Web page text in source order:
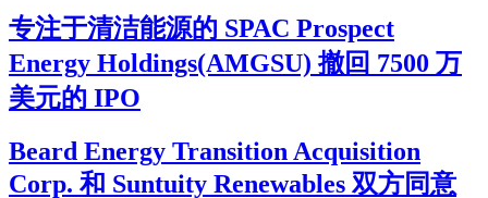
专注于清洁能源的 SPAC Prospect
Energy Holdings(AMGSU) 撤回 7500 万
美元的 IPO
Beard Energy Transition Acquisition
Corp. 和 Suntuity Renewables 双方同意